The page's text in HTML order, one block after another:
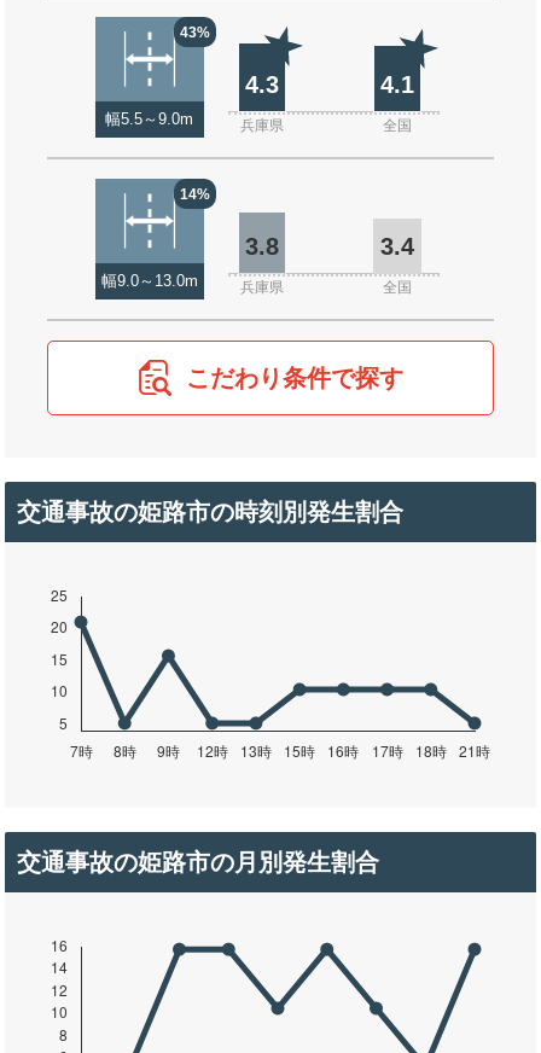
43%
幅5.5～9.0m
4.3 4.1
兵庫県 全国
14%
幅9.0～13.0m
3.8 3.4
兵庫県 全国
こだわり条件で探す
交通事故の姫路市の時刻別発生割合
交通事故の姫路市の月別発生割合